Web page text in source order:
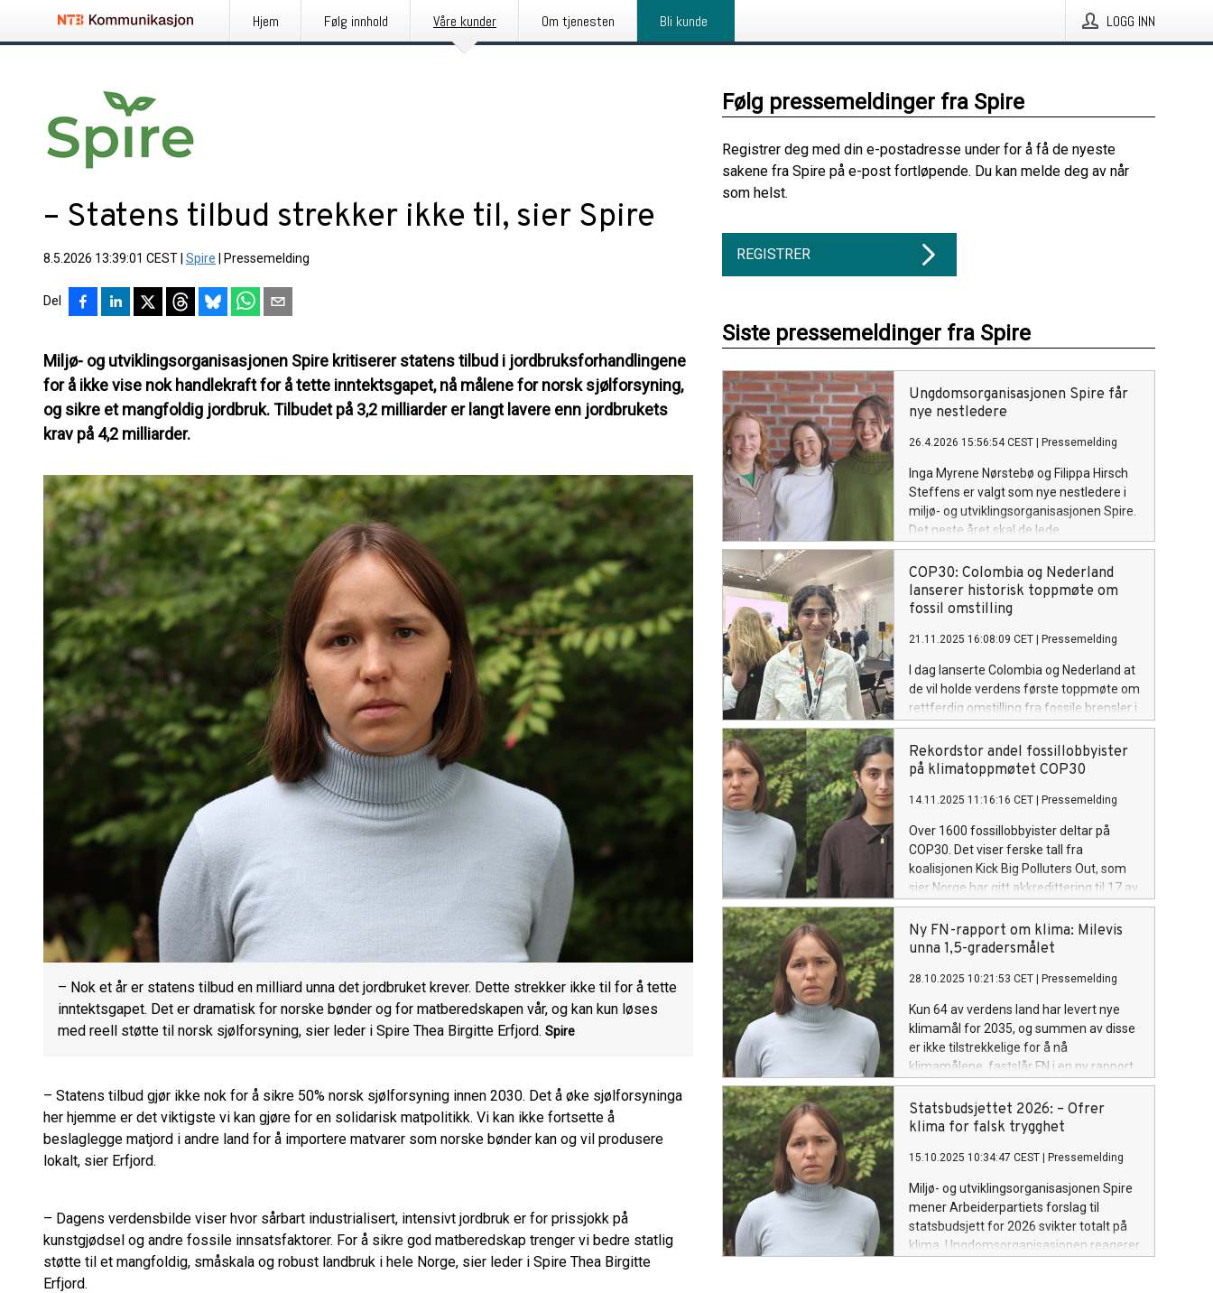
Hjem Følg innhold Våre kunder Om tjenesten Bli kunde LOGG INN
– Statens tilbud strekker ikke til, sier Spire
8.5.2026 13:39:01 CEST Spire Pressemelding
Del
Miljø- og utviklingsorganisasjonen Spire kritiserer statens tilbud i jordbruksforhandlingene
for å ikke vise nok handlekraft for å tette inntektsgapet, nå målene for norsk sjølforsyning,
og sikre et mangfoldig jordbruk. Tilbudet på 3,2 milliarder er langt lavere enn jordbrukets
krav på 4,2 milliarder.
– Nok et år er statens tilbud en milliard unna det jordbruket krever. Dette strekker ikke til for å tette
inntektsgapet. Det er dramatisk for norske bønder og for matberedskapen vår, og kan kun løses
med reell støtte til norsk sjølforsyning, sier leder i Spire Thea Birgitte Erfjord. Spire
– Statens tilbud gjør ikke nok for å sikre 50% norsk sjølforsyning innen 2030. Det å øke sjølforsyninga
her hjemme er det viktigste vi kan gjøre for en solidarisk matpolitikk. Vi kan ikke fortsette å
beslaglegge matjord i andre land for å importere matvarer som norske bønder kan og vil produsere
lokalt, sier Erfjord.
– Dagens verdensbilde viser hvor sårbart industrialisert, intensivt jordbruk er for prissjokk på
kunstgjødsel og andre fossile innsatsfaktorer. For å sikre god matberedskap trenger vi bedre statlig
støtte til et mangfoldig, småskala og robust landbruk i hele Norge, sier leder i Spire Thea Birgitte
Erfjord.
Følg pressemeldinger fra Spire
Registrer deg med din e-postadresse under for å få de nyeste
sakene fra Spire på e-post fortløpende. Du kan melde deg av når
som helst.
REGISTRER
Siste pressemeldinger fra Spire
Ungdomsorganisasjonen Spire får
nye nestledere
26.4.2026 15:56:54 CEST Pressemelding
Inga Myrene Nørstebø og Filippa Hirsch
Steffens er valgt som nye nestledere i
miljø- og utviklingsorganisasjonen Spire.
Det neste året skal de lede
organisasjonen sammen med leder
Thea Birgitte Erfjord.
COP30: Colombia og Nederland
lanserer historisk toppmøte om
fossil omstilling
21.11.2025 16:08:09 CET Pressemelding
I dag lanserte Colombia og Nederland at
de vil holde verdens første toppmøte om
rettferdig omstilling fra fossile brensler i
Colombia 28-29 april 2026. Samtidig
lanserte landene “Belém Declaration on
the Just Transition Away from Fossil
land. Norge er så langt ikke blant disse.
Rekordstor andel fossillobbyister
på klimatoppmøtet COP30
14.11.2025 11:16:16 CET Pressemelding
Over 1600 fossillobbyister deltar på
COP30. Det viser ferske tall fra
koalisjonen Kick Big Polluters Out, som
sier Norge har gitt akkredittering til 17 av
disse. Ungdomsorganisasjonen Spire
mener fossillobbyen jobber for falske
løsninger som forsinker utfasing av olje
klimatoppmøtet.
Ny FN-rapport om klima: Milevis
unna 1,5-gradersmålet
28.10.2025 10:21:53 CET Pressemelding
Kun 64 av verdens land har levert nye
klimamål for 2035, og summen av disse
er ikke tilstrekkelige for å nå
klimamålene, fastslår FN i en ny rapport.
Ungdomsorganisasjonen Spire reagerer
på at ingen fossilproduserende land i det
globale nord har lagt tidslinjer for
utfasning av norsk olje og gass for å
styre unna klimakollaps.
Statsbudsjettet 2026: – Ofrer
klima for falsk trygghet
15.10.2025 10:34:47 CEST Pressemelding
Miljø- og utviklingsorganisasjonen Spire
mener Arbeiderpartiets forslag til
statsbudsjett for 2026 svikter totalt på
klima. Ungdomsorganisasjonen reagerer